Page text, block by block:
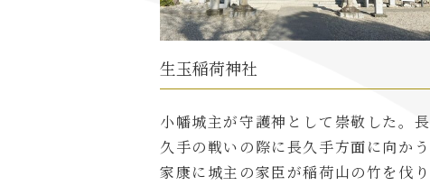
生玉稲荷神社
小幡城主が守護神として崇敬した。長
久手の戦いの際に長久手方面に向かう
家康に城主の家臣が稲荷山の竹を伐り